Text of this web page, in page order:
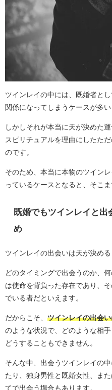
ツインレイの中には、既婚者と
関係になってしまうケースが多い
しかしそれが本当に天が決めた
スピリチュアルを理由にしたた
のです。
そのため、本当に本物のツイン
っているケースとなると、そこ
既婚でもツインレイと出
め
ツインレイの出会いは天が決める
どのタイミングで出会うのか、
は使命を背負った存在であり、
でいる者だといえます。
だからこそ、 ツインレイの出会
のような状況で、どのような相
どうすることもできません。
そんな中、出会うツインレイの
たり、独身男性と既婚女性、ま
てで出会う場合もあります。